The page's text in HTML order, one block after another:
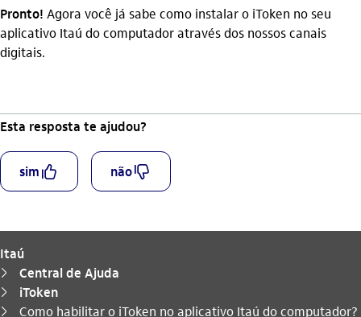
Pronto! Agora você já sabe como instalar o iToken no seu
aplicativo Itaú do computador através dos nossos canais
digitais.
Esta resposta te ajudou?
simcurtir_outline nãodescurtir_outline
Itaú
seta_direita Central de Ajuda
seta_direita iToken
seta_direita
Você está aqui:
Como habilitar o iToken no aplicativo Itaú do computador?